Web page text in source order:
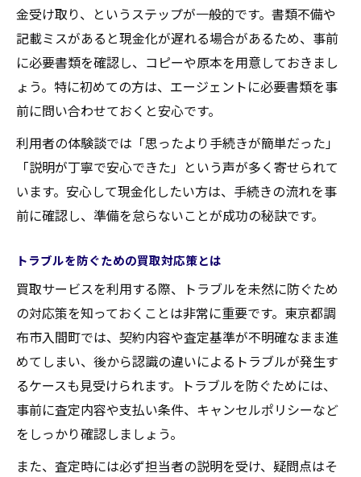
金受け取り、というステップが一般的です。書類不備や
記載ミスがあると現金化が遅れる場合があるため、事前
に必要書類を確認し、コピーや原本を用意しておきまし
ょう。特に初めての方は、エージェントに必要書類を事
前に問い合わせておくと安心です。
利用者の体験談では「思ったより手続きが簡単だった」
「説明が丁寧で安心できた」という声が多く寄せられて
います。安心して現金化したい方は、手続きの流れを事
前に確認し、準備を怠らないことが成功の秘訣です。
トラブルを防ぐための買取対応策とは
買取サービスを利用する際、トラブルを未然に防ぐため
の対応策を知っておくことは非常に重要です。東京都調
布市入間町では、契約内容や査定基準が不明確なまま進
めてしまい、後から認識の違いによるトラブルが発生す
るケースも見受けられます。トラブルを防ぐためには、
事前に査定内容や支払い条件、キャンセルポリシーなど
をしっかり確認しましょう。
また、査定時には必ず担当者の説明を受け、疑問点はそ